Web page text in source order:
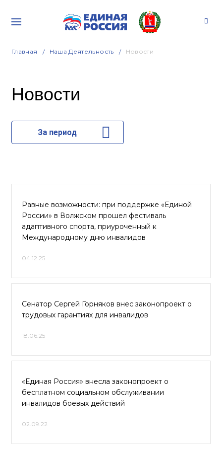
Главная Наша Деятельность Новости
Новости
За период
Равные возможности: при поддержке «Единой
России» в Волжском прошел фестиваль
адаптивного спорта, приуроченный к
Международному дню инвалидов
04.12.25
Сенатор Сергей Горняков внес законопроект о
трудовых гарантиях для инвалидов
18.06.25
«Единая Россия» внесла законопроект о
бесплатном социальном обслуживании
инвалидов боевых действий
02.09.22